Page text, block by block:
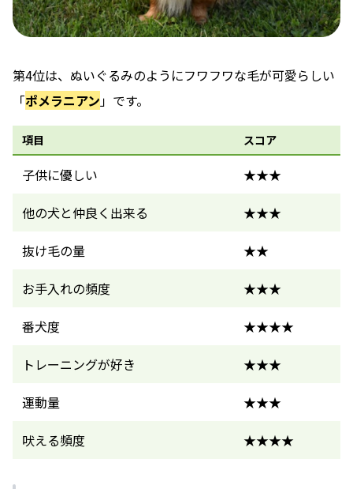
第4位は、ぬいぐるみのようにフワフワな毛が可愛らしい
「ポメラニアン」です。
項目 スコア
子供に優しい
★★★
他の犬と仲良く出来る
★★★
抜け毛の量
★★
お手入れの頻度
★★★
番犬度
★★★★
トレーニングが好き
★★★
運動量
★★★
吠える頻度
★★★★